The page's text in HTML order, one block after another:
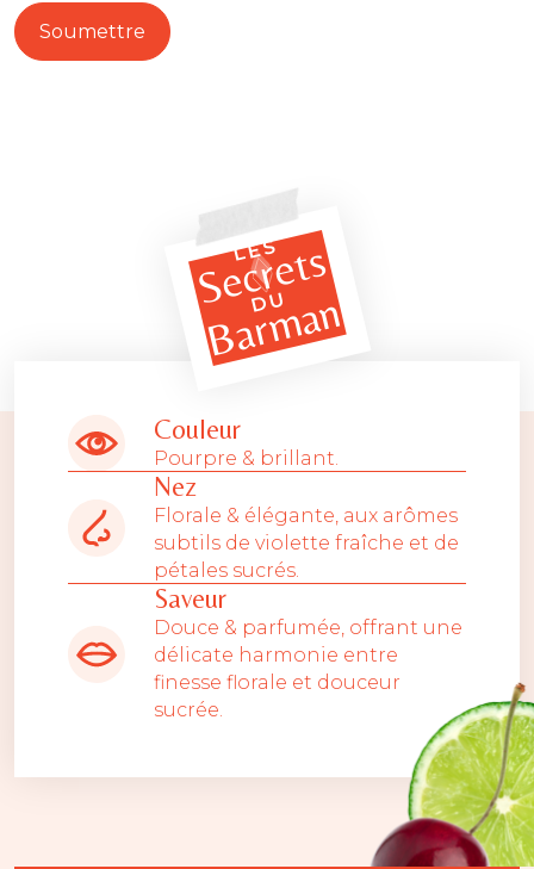
LES
Secrets
DU
Barman
Couleur
Pourpre & brillant.
Nez
Florale & élégante, aux arômes
subtils de violette fraîche et de
pétales sucrés.
Saveur
Douce & parfumée, offrant une
délicate harmonie entre
finesse florale et douceur
sucrée.